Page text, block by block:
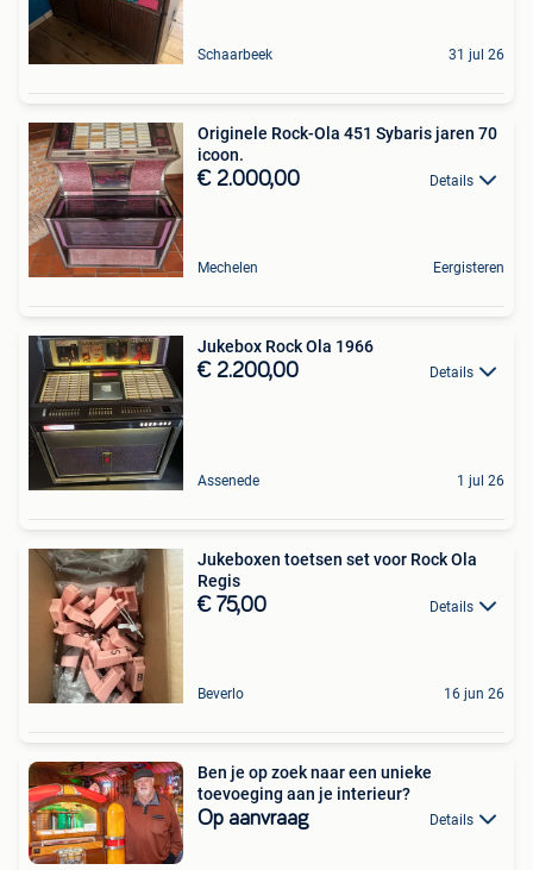
Schaarbeek 31 jul 26
Originele Rock-Ola 451 Sybaris jaren 70
icoon.
€ 2.000,00 Details
Mechelen Eergisteren
Jukebox Rock Ola 1966
€ 2.200,00 Details
Assenede 1 jul 26
Jukeboxen toetsen set voor Rock Ola
Regis
€ 75,00 Details
Beverlo 16 jun 26
Ben je op zoek naar een unieke
toevoeging aan je interieur?
Op aanvraag Details